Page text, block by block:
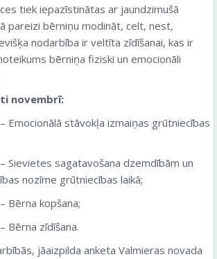
tiek iepazīstinātas ar jaundzimušā
pareizi bērniņu modināt, celt, nest,
nodarbība ir veltīta zīdīšanai, kas ir
bērniņa fiziski un emocionāli
novembrī:
Emocionālā stāvokļa izmaiņas grūtniecības
Sievietes sagatavošana dzemdībām un
nozīme grūtniecības laikā;
Bērna kopšana;
Bērna zīdīšana.
jāaizpilda anketa Valmieras novada